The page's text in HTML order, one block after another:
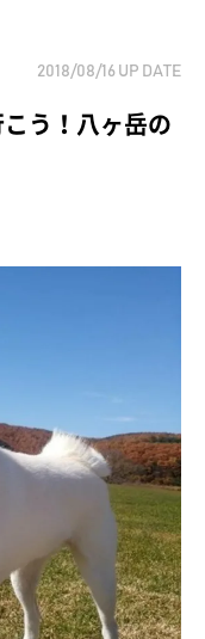
2018/08/16 UP DATE
う！八ヶ岳の